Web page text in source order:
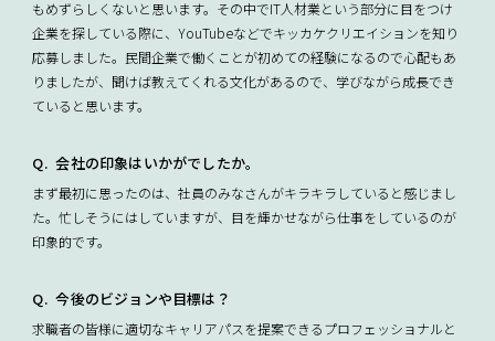
もめずらしくないと思います。その中でIT人材業という部分に目をつけ
企業を探している際に、YouTubeなどでキッカケクリエイションを知り
応募しました。民間企業で働くことが初めての経験になるので心配もあ
りましたが、聞けば教えてくれる文化があるので、学びながら成長でき
ていると思います。
会社の印象はいかがでしたか。
まず最初に思ったのは、社員のみなさんがキラキラしていると感じまし
た。忙しそうにはしていますが、目を輝かせながら仕事をしているのが
印象的です。
今後のビジョンや目標は？
求職者の皆様に適切なキャリアパスを提案できるプロフェッショナルと